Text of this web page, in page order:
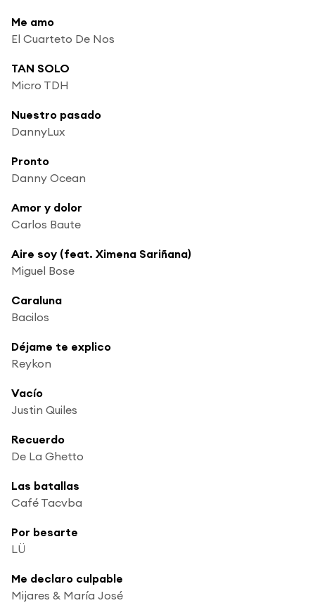
Me amo
El Cuarteto De Nos
TAN SOLO
Micro TDH
Nuestro pasado
DannyLux
Pronto
Danny Ocean
Amor y dolor
Carlos Baute
Aire soy (feat. Ximena Sariñana)
Miguel Bose
Caraluna
Bacilos
Déjame te explico
Reykon
Vacío
Justin Quiles
Recuerdo
De La Ghetto
Las batallas
Café Tacvba
Por besarte
LÜ
Me declaro culpable
Mijares & María José